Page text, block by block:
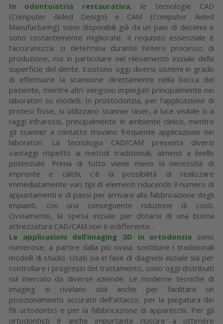
In odontoiatria restaurativa, le tecnologie CAD
(Computer Aided Design) e CAM (Computer Aided
Manufacturing) sono disponibili già da un paio di decenni e
sono costantemente migliorate. Il requisito essenziale è
l’accuratezza: si determina durante l’intero processo di
produzione, ma in particolare nel rilevamento iniziale della
superficie del dente. Esistono oggi diversi sistemi in grado
di effettuare la scansione direttamente nella bocca del
paziente, mentre altri vengono impiegati principalmente nei
laboratori su modelli. In prostodonzia, per l’applicazione di
protesi fisse, si utilizzano scanner laser, a luce visibile o a
raggi infrarossi, principalmente in ambiente clinico, mentre
gli scanner a contatto trovano frequente applicazione nei
laboratori. La tecnologia CAD/CAM presenta diversi
vantaggi rispetto ai metodi tradizionali, almeno a livello
potenziale. Prima di tutto viene meno la necessità di
impronte e calchi; c’è la possibilità di realizzare
immediatamente vari tipi di elementi riducendo il numero di
appuntamenti e di passi per arrivare alla fabbricazione degli
impianti, con una conseguente riduzione di costi.
Ovviamente, la spesa iniziale per dotarsi di una buona
attrezzatura CAD/CAM non è indifferente…
Le applicazioni dell’imaging 3D in ortodonzia sono
numerose, a partire dalla più ovvia: sostituire i tradizionali
modelli di studio. Usati sia in fase di diagnosi iniziale sia per
controllare i progressi del trattamento, sono oggi distribuiti
sul mercato da diverse aziende. Le moderne tecniche di
imaging si rivelano utili anche per facilitare un
posizionamento accurato dell’attacco, per la piegatura dei
fili ortodontici e per la fabbricazione di apparecchi. Per gli
ortodontisti è anche importante riuscire a ottenere